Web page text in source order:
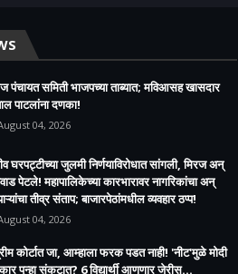
पंचायत समिती भाजपच्या ताब्यात; मविआसह खासदार
पाटलांना दणका!
04, 2026
घरपट्टीच्या जुलमी निर्णयाविरोधात सांगली, मिरज अन्
पेटले! महापालिकेच्या कारभारावर नागरिकांचा अन्
तीव्र संताप; बाजारपेठांमधील व्यवहार ठप्प!​
04, 2026
कोर्टात जा, आम्हाला फरक पडत नाही! 'नीट'मुळे मोदी
पुन्हा संकटात? 6 विद्यार्थी आणणार जेरीस...